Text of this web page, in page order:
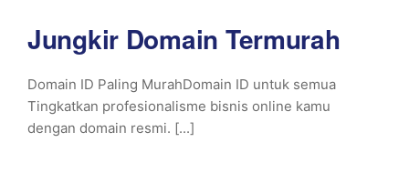
Jungkir Domain Termurah
Domain ID Paling MurahDomain ID untuk semua
Tingkatkan profesionalisme bisnis online kamu
dengan domain resmi. [...]